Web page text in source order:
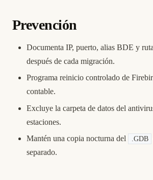
Prevención
Documenta IP, puerto, alias BDE y
después de cada migración.
Programa reinicio controlado de
contable.
Excluye la carpeta de datos del
estaciones.
Mantén una copia nocturna del
.GDB
separado.